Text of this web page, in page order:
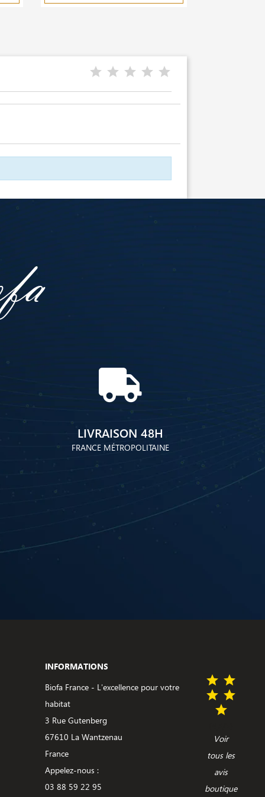
LIVRAISON 48H
FRANCE MÉTROPOLITAINE
INFORMATIONS
Biofa France - L'excellence pour votre
habitat
3 Rue Gutenberg
67610 La Wantzenau
France
Appelez-nous :
03 88 59 22 95
Voir
tous les
avis
boutique